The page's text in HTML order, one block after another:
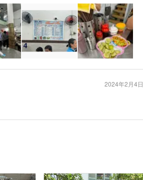
2024年2月4日